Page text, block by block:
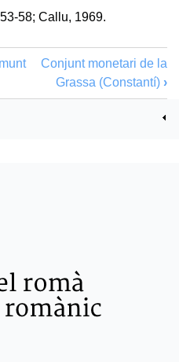
58; Callu, 1969.
Conjunt monetari de la
Grassa (Constantí) ›